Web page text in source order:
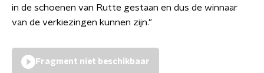
in de schoenen van Rutte gestaan en dus de winnaar
van de verkiezingen kunnen zijn."
Fragment niet beschikbaar